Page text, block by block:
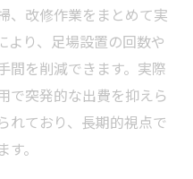
、改修作業をまとめて実
より、足場設置の回数や
間を削減できます。実際
で突発的な出費を抑えら
れており、長期的視点で
。